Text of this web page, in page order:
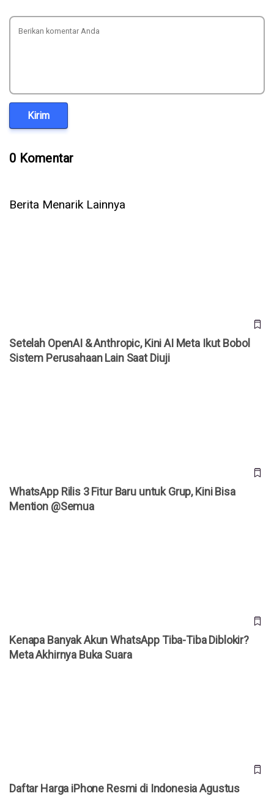
Kirim
0 Komentar
Berita Menarik Lainnya
Setelah OpenAI & Anthropic, Kini AI Meta Ikut Bobol
Sistem Perusahaan Lain Saat Diuji
WhatsApp Rilis 3 Fitur Baru untuk Grup, Kini Bisa
Mention @Semua
Kenapa Banyak Akun WhatsApp Tiba-Tiba Diblokir?
Meta Akhirnya Buka Suara
Daftar Harga iPhone Resmi di Indonesia Agustus